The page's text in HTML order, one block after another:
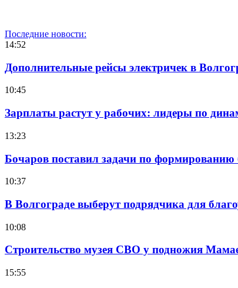
Последние новости:
14:52
Дополнительные рейсы электричек в
10:45
Зарплаты растут у рабочих: лидеры по
13:23
Бочаров поставил задачи по формированию
10:37
В Волгограде выберут подрядчика для
10:08
Строительство музея СВО у подножия
15:55